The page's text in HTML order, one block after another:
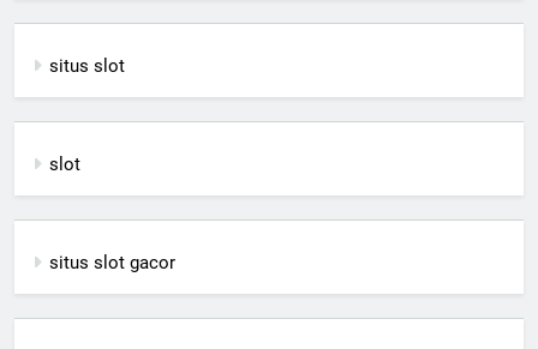
situs slot
slot
situs slot gacor